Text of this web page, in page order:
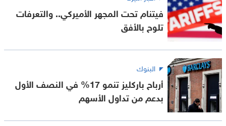
فيتنام تحت المجهر الأميركي.. والتعرفات
تلوح بالأفق
البنوك
أرباح باركليز تنمو 17% في النصف الأول
بدعم من تداول الأسهم